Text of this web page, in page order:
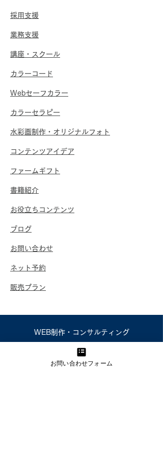
​コンテンツアイデア
​ファームギフト
​ブログ
​お問い合わせ
​お役立ちコンテンツ
​水彩画制作・オリジナルフォト
​ネット予約
販売プラン
​カラーコード
​書籍紹介
​カラーセラピー
Webセーフカラー
講座・スクール
採用支援
業務支援
WEB制作・コンサルティング
​集客・採用・業務支援なら
kabetee（カベティー）
お問い合わせフォーム